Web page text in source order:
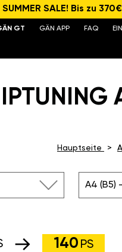
SUMMER SALE! Bis zu
GT GÄN APP FAQ
Hauptseite
A4 (B5)
140 PS